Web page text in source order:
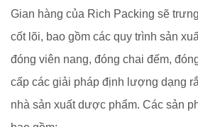
Gian hàng của Rich Packing sẽ
cốt lõi, bao gồm các quy trình sản
đóng viên nang, đóng chai đếm,
cấp các giải pháp định lượng dạng
nhà sản xuất dược phẩm. Các sản